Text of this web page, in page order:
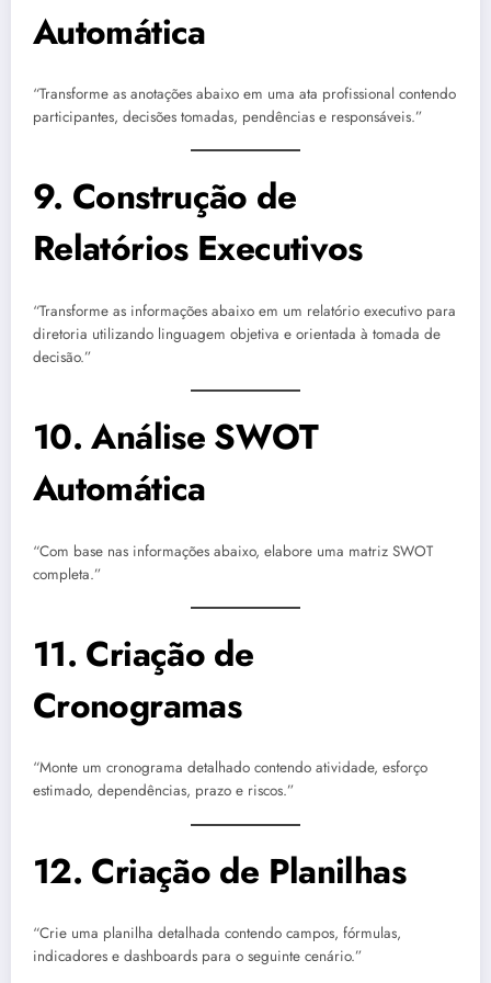
Automática
“Transforme as anotações abaixo em uma ata profissional contendo
participantes, decisões tomadas, pendências e responsáveis.”
9. Construção de
Relatórios Executivos
“Transforme as informações abaixo em um relatório executivo para
diretoria utilizando linguagem objetiva e orientada à tomada de
decisão.”
10. Análise SWOT
Automática
“Com base nas informações abaixo, elabore uma matriz SWOT
completa.”
11. Criação de
Cronogramas
“Monte um cronograma detalhado contendo atividade, esforço
estimado, dependências, prazo e riscos.”
12. Criação de Planilhas
“Crie uma planilha detalhada contendo campos, fórmulas,
indicadores e dashboards para o seguinte cenário.”